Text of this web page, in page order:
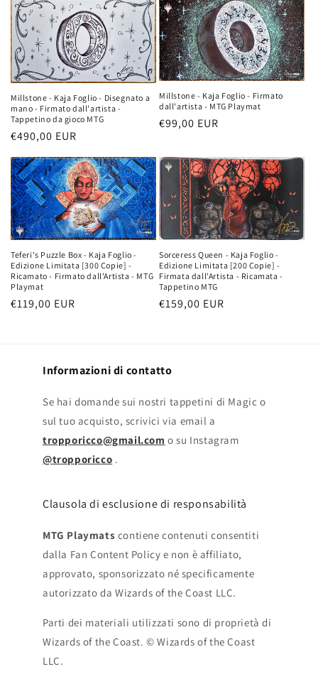
listino
listino
Millstone - Kaja Foglio - Disegnato a
mano - Firmato dall'artista -
Tappetino da gioco MTG
Prezzo
listino
€490,00 EUR
Millstone - Kaja Foglio - Firmato
dall'artista - MTG Playmat
Prezzo
listino
€99,00 EUR
Teferi's Puzzle Box - Kaja Foglio -
Edizione Limitata [300 Copie] -
Ricamato - Firmato dall'Artista - MTG
Playmat
Prezzo
€119,00 EUR
Sorceress Queen - Kaja Foglio -
Edizione Limitata [200 Copie] -
Firmata dall'Artista - Ricamata -
Tappetino MTG
Prezzo
€159,00 EUR
Informazioni di contatto
Se hai domande sui nostri tappetini di Magic o
sul tuo acquisto, scrivici via email a
tropporicco@gmail.com o su Instagram
@tropporicco .
Clausola di esclusione di responsabilità
MTG Playmats contiene contenuti consentiti
dalla Fan Content Policy e non è affiliato,
approvato, sponsorizzato né specificamente
autorizzato da Wizards of the Coast LLC.
Parti dei materiali utilizzati sono di proprietà di
Wizards of the Coast. © Wizards of the Coast
LLC.